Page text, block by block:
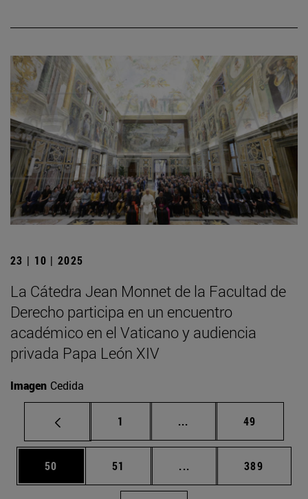
23 | 10 | 2025
La Cátedra Jean Monnet de la Facultad de
Derecho participa en un encuentro
académico en el Vaticano y audiencia
privada Papa León XIV
Imagen Cedida
Página
1 ... Páginas intermedias
Página
49
Página
50 Página
51 ... Páginas intermedias
Página
389